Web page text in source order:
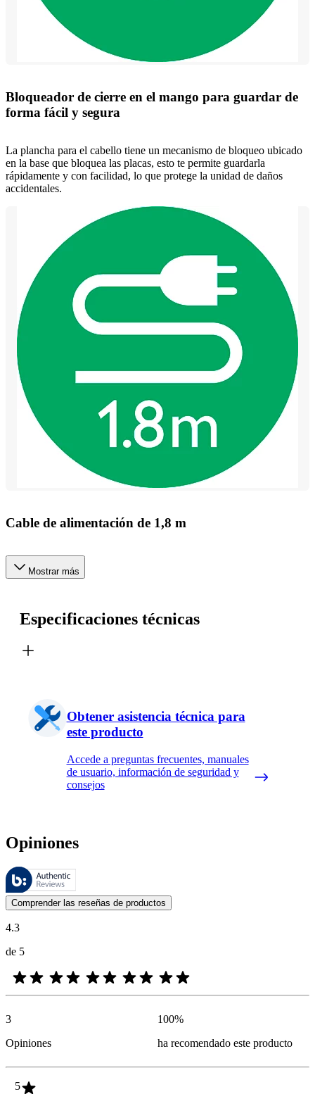
Bloqueador de cierre en el mango para guardar de
forma fácil y segura
La plancha para el cabello tiene un mecanismo de bloqueo ubicado
en la base que bloquea las placas, esto te permite guardarla
rápidamente y con facilidad, lo que protege la unidad de daños
accidentales.
Cable de alimentación de 1,8 m
Mostrar más
Especificaciones técnicas
Obtener asistencia técnica para
este producto
Accede a preguntas frecuentes, manuales
de usuario, información de seguridad y
consejos
Opiniones
Estas reseñas las gestiona Bazaarvoice y cumplen con la política de
Las opiniones de los clientes en forma de reseñas de productos y
Comprender las reseñas de productos
4.3
de 5
3
Opiniones
100%
ha recomendado este producto
5